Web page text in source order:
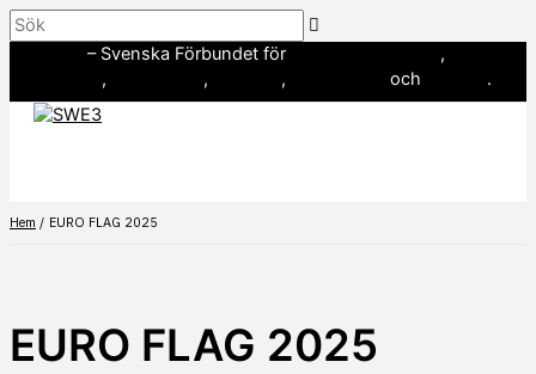
Hoppa
till
Sök
– Svenska Förbundet för
,
, , , och .
Hem EURO FLAG 2025
EURO FLAG 2025